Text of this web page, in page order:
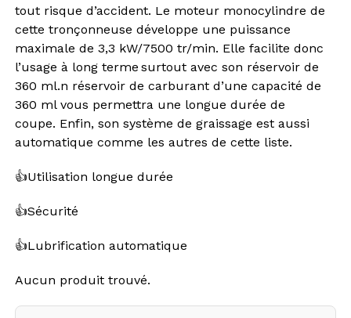
tout risque d’accident. Le moteur monocylindre de
cette tronçonneuse développe une puissance
maximale de 3,3 kW/7500 tr/min. Elle facilite donc
l’usage à long terme surtout avec son réservoir de
360 ml.n réservoir de carburant d’une capacité de
360 ml vous permettra une longue durée de
coupe. Enfin, son système de graissage est aussi
automatique comme les autres de cette liste.
👍Utilisation longue durée
👍Sécurité
👍Lubrification automatique
Aucun produit trouvé.